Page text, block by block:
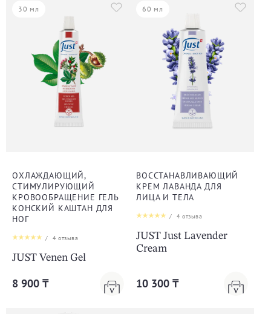
30 мл
ОХЛАЖДАЮЩИЙ,
СТИМУЛИРУЮЩИЙ
КРОВООБРАЩЕНИЕ ГЕЛЬ
КОНСКИЙ КАШТАН ДЛЯ
НОГ
/ 4отзыва
JUST Venen Gel
8 900 ₸
60 мл
ВОССТАНАВЛИВАЮЩИЙ
КРЕМ ЛАВАНДА ДЛЯ
ЛИЦА И ТЕЛА
/ 4отзыва
JUST Just Lavender
Cream
10 300 ₸